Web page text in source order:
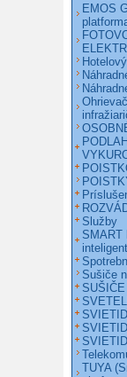
EMOS
Služby
SMART
Sušiče
TUYA